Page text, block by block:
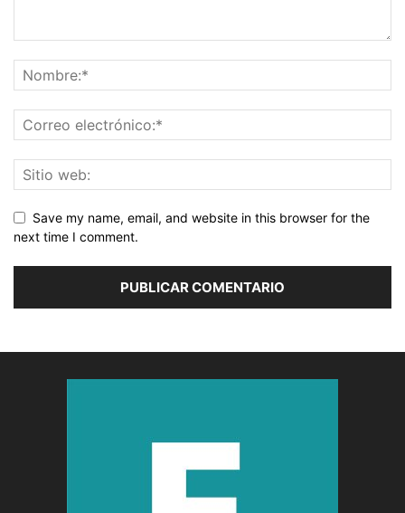
Save my name, email, and website in this browser for the
next time I comment.